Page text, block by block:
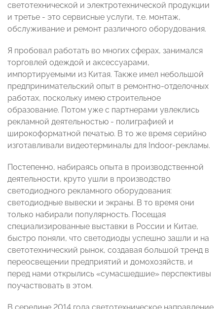
светотехнической и электротехнической продукции
и третье - это сервисные услуги, т.е. монтаж,
обслуживание и ремонт различного оборудования.
Я пробовал работать во многих сферах, занимался
торговлей одеждой и аксессуарами,
импортируемыми из Китая. Также имел небольшой
предпринимательский опыт в ремонтно-отделочных
работах, поскольку имею строительное
образование. Потом уже с партнерами увлеклись
рекламной деятельностью - полиграфией и
широкоформатной печатью. В то же время серийно
изготавливали видеотерминалы для Indoor-рекламы.
Постепенно, набираясь опыта в производственной
деятельности, круто ушли в производство
светодиодного рекламного оборудования:
светодиодные вывески и экраны. В то время они
только набирали популярность. Посещая
специализированные выставки в России и Китае,
быстро поняли, что светодиоды успешно зашли и на
светотехнический рынок, создавая большой тренд в
переосвещении предприятий и домохозяйств, и
перед нами открылись «сумасшедшие» перспективы
поучаствовать в этом.